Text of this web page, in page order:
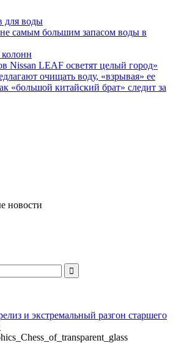
для воды
не самым большим запасом воды в
Nissan LEAF осветят целый город»
очищать воду, «взрывая» ее
«большой китайский брат» следит за
новости
и экстремальный разгон старшего